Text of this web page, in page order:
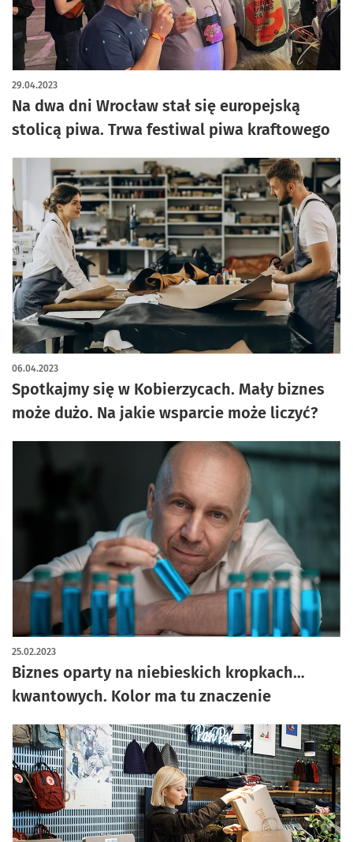
Na dwa dni Wrocław stał się europejską
stolicą piwa. Trwa festiwal piwa kraftowego
29.04.2023
artykuł z galerią zdjęć
Spotkajmy się w Kobierzycach. Mały biznes
może dużo. Na jakie wsparcie może liczyć?
06.04.2023
Biznes oparty na niebieskich kropkach…
kwantowych. Kolor ma tu znaczenie
25.02.2023